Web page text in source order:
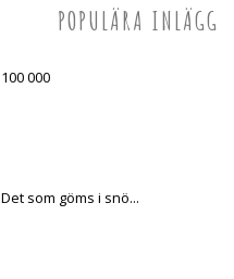
POPULÄRA INLÄGG
100 000
Det som göms i snö...